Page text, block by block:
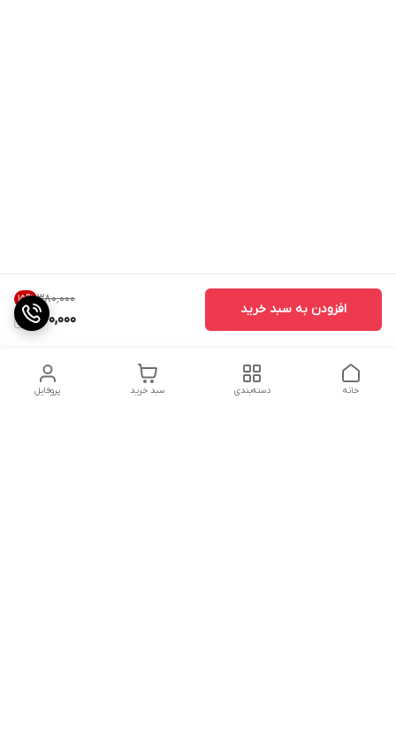
۳۸۰٬۰۰۰ 15%
320,000
افزودن به سبد خرید
پروفایل سبد خرید دسته‌بندی خانه